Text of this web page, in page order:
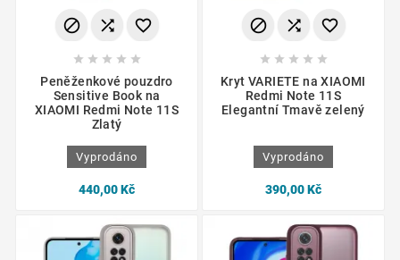
  
    
Peněženkové pouzdro
Sensitive Book na
XIAOMI Redmi Note 11S
Zlatý
Vyprodáno
440,00 Kč
  
    
Kryt VARIETE na XIAOMI
Redmi Note 11S
Elegantní Tmavě zelený
Vyprodáno
390,00 Kč